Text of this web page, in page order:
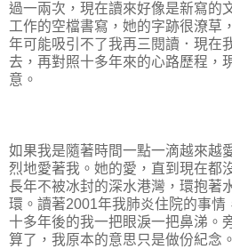
過一兩次，現在讀來好像是新寫的
工作的空檔書寫，她的字跡很潦草
年可能吸引不了我再三閱讀．現在
去，再對照十多年來的心路歷程，
意。
如果我是隨著時間一點一滴越來越
烈地愛著我。她的愛，直到現在都
長年不被冰封的深水港灣，環抱著
環。讀著2001年我肺炎住院的事情
十多年後的我一把眼淚一把鼻涕。
算了，我原本的意思只是做份紀念